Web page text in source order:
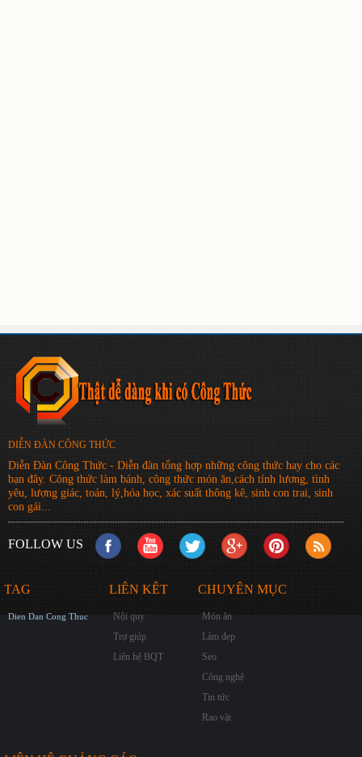
DIỄN ĐÀN CÔNG THỨC
Diễn Đàn Công Thức - Diễn đàn tổng hợp những công thức hay cho các
bạn đây. Công thức làm bánh, công thức món ăn,cách tính lương, tình
yêu, lượng giác, toán, lý,hóa học, xác suất thông kê, sinh con trai, sinh
con gái...
FOLLOW US
TAG
Dien Dan Cong Thuc
LIÊN KẾT
Nội quy
Trợ giúp
Liên hệ BQT
CHUYÊN MỤC
Món ăn
Làm đẹp
Seo
Công nghệ
Tin tức
Rao vặt